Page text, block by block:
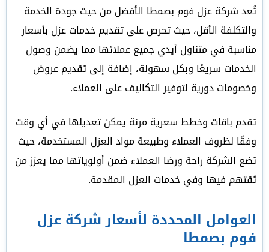
تُعد شركة عزل فوم بصمطا الأفضل من حيث جودة الخدمة
والتكلفة الأقل، حيث تحرص على تقديم خدمات عزل بأسعار
مناسبة في متناول أيدي جميع عملائها مما يضمن وصول
الخدمات سريعًا وبكل سهولة، إضافة إلى تقديم عروض
وخصومات دورية لتوفير التكاليف على العملاء.
تقدم باقات وخطط سعرية مرنة يمكن تعديلها في أي وقت
وفقًا لظروف العملاء وطبيعة مواد العزل المستخدمة، حيث
تضع الشركة راحة ورضا العملاء ضمن أولوياتها مما يعزز من
ثقتهم فيها وفي خدمات العزل المقدمة.
العوامل المحددة لأسعار شركة عزل
فوم بصمطا